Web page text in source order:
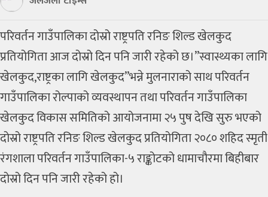
परिवर्तन गाउँपालिका दोस्रो राष्ट्रपति रनिङ शिल्ड खेलकुद
प्रतियोगिता आज दोस्रो दिन पनि जारी रहेको छ।”स्वास्थ्यका लागि
खेलकुद,राष्ट्रका लागि खेलकुद”भन्ने मुलनाराको साथ परिवर्तन
गाउँपालिका रोल्पाको व्यवस्थापन तथा परिवर्तन गाउँपालिका
खेलकुद विकास समितिको आयोजनामा २५ पुष देखि सुरु भएको
दोस्रो राष्ट्रपति रनिङ शिल्ड खेलकुद प्रतियोगिता २०८० शहिद स्मृती
रंगशाला परिवर्तन गाउँपालिका-५ राङ्कोटको धामाचौरमा बिहीबार
दोस्रो दिन पनि जारी रहेको हो।